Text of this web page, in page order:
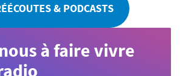
& PODCASTS
à faire vivre